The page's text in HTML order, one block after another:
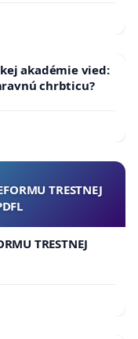
akadémie vied:
chrbticu?
TRESTNEJ
TRESTNEJ